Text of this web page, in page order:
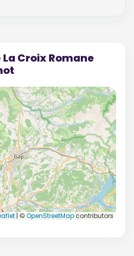
Croix Romane
| © OpenStreetMapcontributors